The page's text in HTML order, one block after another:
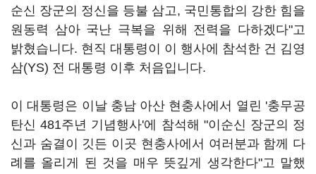
순신 장군의 정신을 등불 삼고, 국민통합의 강한 힘을
원동력 삼아 국난 극복을 위해 전력을 다하겠다"고
밝혔습니다. 현직 대통령이 이 행사에 참석한 건 김영
삼(YS) 전 대통령 이후 처음입니다.
이 대통령은 이날 충남 아산 현충사에서 열린 '충무공
탄신 481주년 기념행사'에 참석해 "이순신 장군의 정
신과 숨결이 깃든 이곳 현충사에서 여러분과 함께 다
례를 올리게 된 것을 매우 뜻깊게 생각한다"고 말했